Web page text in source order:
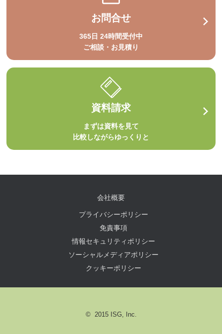
お問合せ
365日 24時間受付中
ご相談・お見積り
資料請求
まずは資料を見て
比較しながらゆっくりと
会社概要
プライバシーポリシー
免責事項
情報セキュリティポリシー
ソーシャルメディアポリシー
クッキーポリシー
© 2015 ISG, Inc.